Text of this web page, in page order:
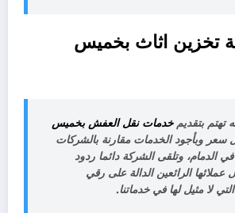
تخزين اثاث بخميس
تهتم بتقديمخدمات نقل العفش بخميس
سعر وبأجود الخدمات مقارنة بالشركات
الدمام، وتلقى الشركة دائما ردود
الرائعين الدالة على رقي
لا مثيل لها في خدماتنا.